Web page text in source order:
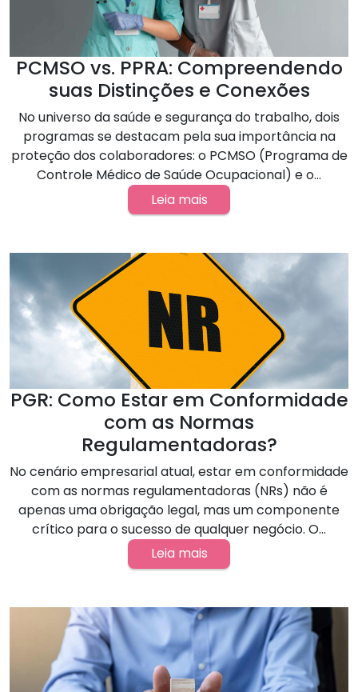
PCMSO vs. PPRA: Compreendendo
suas Distinções e Conexões
No universo da saúde e segurança do trabalho, dois
programas se destacam pela sua importância na
proteção dos colaboradores: o PCMSO (Programa de
Controle Médico de Saúde Ocupacional) e o...
Leia mais
PGR: Como Estar em Conformidade
com as Normas
Regulamentadoras?
No cenário empresarial atual, estar em conformidade
com as normas regulamentadoras (NRs) não é
apenas uma obrigação legal, mas um componente
crítico para o sucesso de qualquer negócio. O...
Leia mais